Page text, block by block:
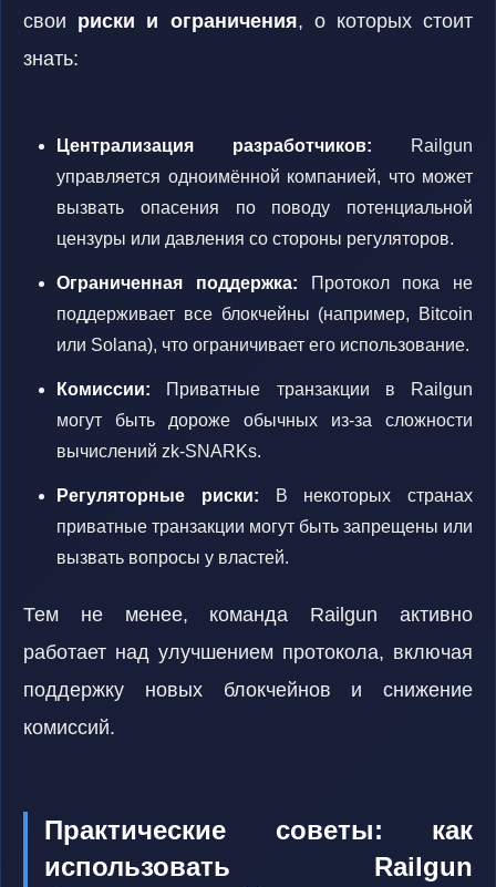
свои риски и ограничения, о которых стоит
знать:
Централизация разработчиков: Railgun
управляется одноимённой компанией, что может
вызвать опасения по поводу потенциальной
цензуры или давления со стороны регуляторов.
Ограниченная поддержка: Протокол пока не
поддерживает все блокчейны (например, Bitcoin
или Solana), что ограничивает его использование.
Комиссии: Приватные транзакции в Railgun
могут быть дороже обычных из-за сложности
вычислений zk-SNARKs.
Регуляторные риски: В некоторых странах
приватные транзакции могут быть запрещены или
вызвать вопросы у властей.
Тем не менее, команда Railgun активно
работает над улучшением протокола, включая
поддержку новых блокчейнов и снижение
комиссий.
Практические советы: как
использовать Railgun